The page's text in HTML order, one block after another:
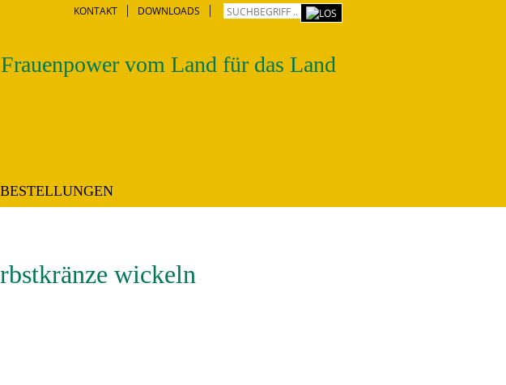
KONTAKT DOWNLOADS
Frauenpower vom Land für das Land
BESTELLUNGEN
wickeln